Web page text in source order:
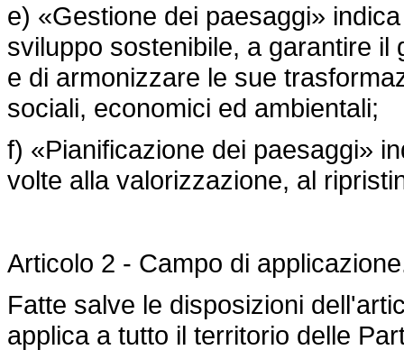
e) «Gestione dei paesaggi»
sviluppo sostenibile, a garantire
e di armonizzare le sue
sociali, economici ed ambientali;
f) «Pianificazione dei paesaggi»
volte alla valorizzazione, al
Articolo 2 - Campo di
Fatte salve le disposizioni
applica a tutto il territorio delle